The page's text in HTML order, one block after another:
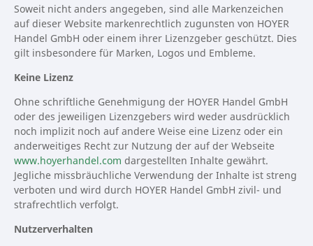
Soweit nicht anders angegeben, sind alle Markenzeichen
auf dieser Website markenrechtlich zugunsten von HOYER
Handel GmbH oder einem ihrer Lizenzgeber geschützt. Dies
gilt insbesondere für Marken, Logos und Embleme.
Keine Lizenz
Ohne schriftliche Genehmigung der HOYER Handel GmbH
oder des jeweiligen Lizenzgebers wird weder ausdrücklich
noch implizit noch auf andere Weise eine Lizenz oder ein
anderweitiges Recht zur Nutzung der auf der Webseite
www.hoyerhandel.com dargestellten Inhalte gewährt.
Jegliche missbräuchliche Verwendung der Inhalte ist streng
verboten und wird durch HOYER Handel GmbH zivil- und
strafrechtlich verfolgt.
Nutzerverhalten